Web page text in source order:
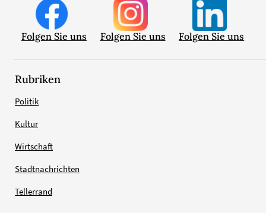
Folgen Sie uns Folgen Sie uns Folgen Sie uns
Rubriken
Politik
Kultur
Wirtschaft
Stadtnachrichten
Tellerrand